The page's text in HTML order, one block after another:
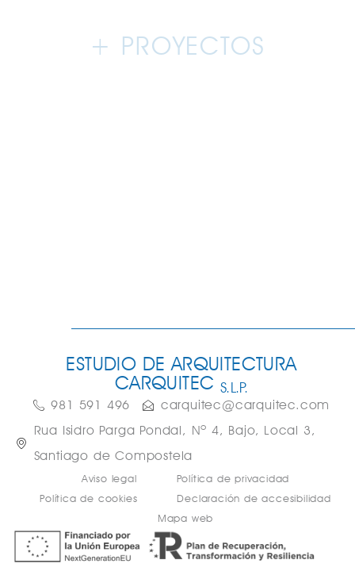
+ PROYECTOS
ESTUDIO DE ARQUITECTURA
CARQUITEC S.L.P.
981 591 496
carquitec@carquitec.com
Rua Isidro Parga Pondal, Nº 4, Bajo, Local 3,
Santiago de Compostela
Aviso legal
Política de privacidad
Política de cookies
Declaración de accesibilidad
Mapa web